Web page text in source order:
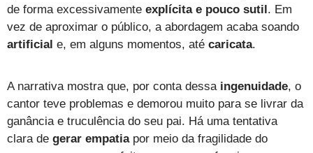
de forma excessivamente explícita e pouco sutil . Em
vez de aproximar o público, a abordagem acaba soando
artificial e, em alguns momentos, até caricata.
A narrativa mostra que, por conta dessa ingenuidade, o
cantor teve problemas e demorou muito para se livrar da
ganância e truculência do seu pai. Há uma tentativa
clara de gerar empatiapor meio da fragilidade do